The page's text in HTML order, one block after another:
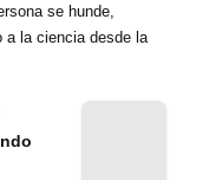
se hunde,
a la ciencia desde la